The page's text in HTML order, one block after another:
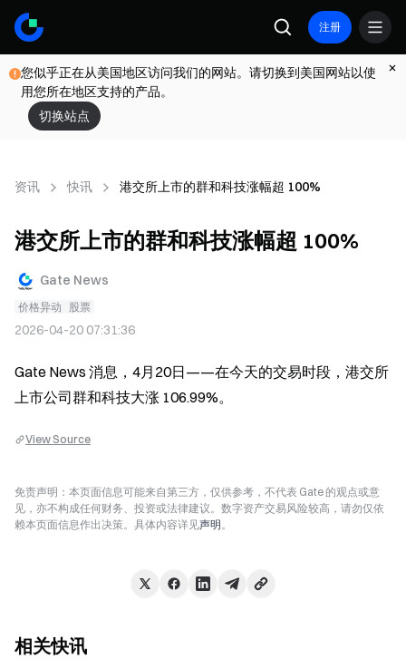
注册
您似乎正在从美国地区访问我们的网站。请切换到美国网站以使
用您所在地区支持的产品。
切换站点
资讯 快讯 港交所上市的群和科技涨幅超 100%
港交所上市的群和科技涨幅超 100%
Gate News
价格异动 股票
2026-04-20 07:31:36
Gate News 消息，4月20日——在今天的交易时段，港交所
上市公司群和科技大涨 106.99%。
View Source
免责声明：本页面信息可能来自第三方，仅供参考，不代表 Gate 的观点或意
见，亦不构成任何财务、投资或法律建议。数字资产交易风险较高，请勿仅依
赖本页面信息作出决策。具体内容详见声明。
相关快讯